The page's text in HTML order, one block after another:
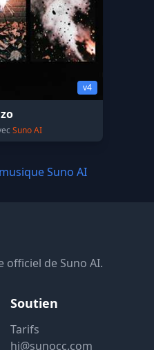
v4
Suno AI
Suno AI
officiel de Suno AI.
Soutien
Tarifs
hi@sunocc.com